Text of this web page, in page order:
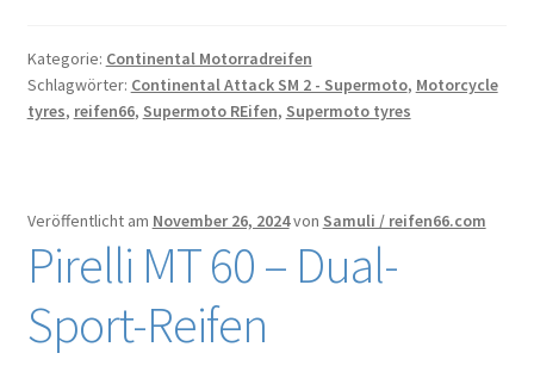
Kategorie: Continental Motorradreifen
Schlagwörter: Continental Attack SM 2 - Supermoto, Motorcycle
tyres, reifen66, Supermoto REifen, Supermoto tyres
Veröffentlicht am November 26, 2024von Samuli / reifen66.com
Pirelli MT 60 – Dual-
Sport-Reifen